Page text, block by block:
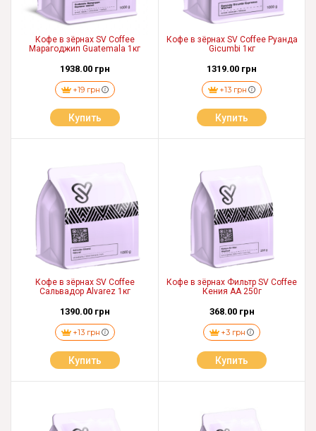
Кофе в зёрнах SV Coffee
Марагоджип Guatemala 1кг
1938.00 грн
+19 грн
Купить
Кофе в зёрнах SV Coffee Руанда
Gicumbi 1кг
1319.00 грн
+13 грн
Купить
Кофе в зёрнах SV Coffee
Сальвадор Alvarez 1кг
1390.00 грн
+13 грн
Купить
Кофе в зёрнах Фильтр SV Coffee
Кения АА 250г
368.00 грн
+3 грн
Купить